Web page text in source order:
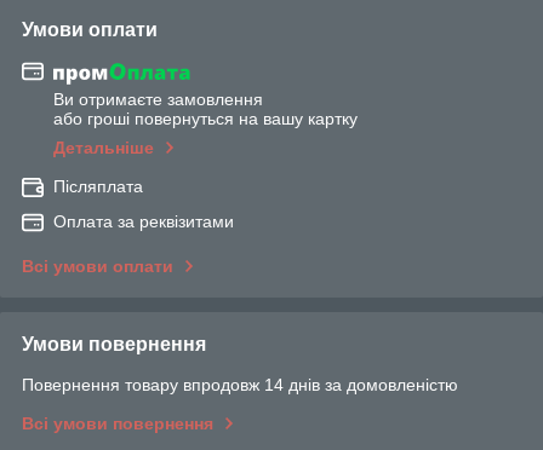
Умови оплати
Ви отримаєте замовлення
або гроші повернуться на вашу картку
Детальніше
Післяплата
Оплата за реквізитами
Всі умови оплати
Умови повернення
Повернення товару впродовж 14 днів за домовленістю
Всі умови повернення